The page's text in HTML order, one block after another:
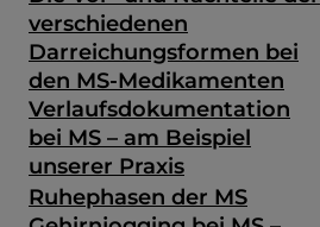
verschiedenen
Darreichungsformen bei
den MS-Medikamenten
Verlaufsdokumentation
bei MS – am Beispiel
unserer Praxis
Ruhephasen der MS